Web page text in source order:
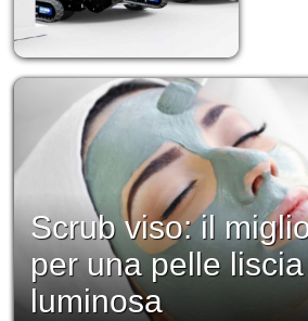
Scrub viso: il
per una pelle
luminosa